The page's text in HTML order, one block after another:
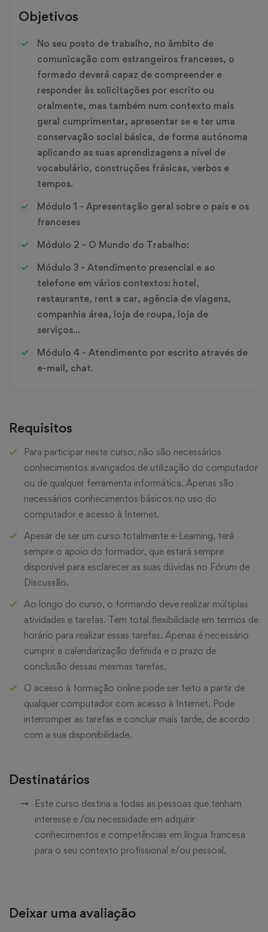
Objetivos
No seu posto de trabalho, no âmbito de
comunicação com estrangeiros franceses, o
formado deverá capaz de compreender e
responder às solicitações por escrito ou
oralmente, mas também num contexto mais
geral cumprimentar, apresentar se e ter uma
conservação social básica, de forma autónoma
aplicando as suas aprendizagens a nível de
vocabulário, construções frásicas, verbos e
tempos.
Módulo 1 - Apresentação geral sobre o país e os
franceses
Módulo 2 - O Mundo do Trabalho:
Módulo 3 - Atendimento presencial e ao
telefone em vários contextos: hotel,
restaurante, rent a car, agência de viagens,
companhia área, loja de roupa, loja de
serviços…
Módulo 4 - Atendimento por escrito através de
e-mail, chat.
Requisitos
Para participar neste curso, não são necessários
conhecimentos avançados de utilização do computador
ou de qualquer ferramenta informática. Apenas são
necessários conhecimentos básicos no uso do
computador e acesso à Internet.
Apesar de ser um curso totalmente e-Learning, terá
sempre o apoio do formador, que estará sempre
disponível para esclarecer as suas dúvidas no Fórum de
Discussão.
Ao longo do curso, o formando deve realizar múltiplas
atividades e tarefas. Tem total flexibilidade em termos de
horário para realizar essas tarefas. Apenas é necessário
cumprir a calendarização definida e o prazo de
conclusão dessas mesmas tarefas.
O acesso à formação online pode ser feito a partir de
qualquer computador com acesso à Internet. Pode
interromper as tarefas e concluir mais tarde, de acordo
com a sua disponibilidade.
Destinatários
Este curso destina a todas as pessoas que tenham
interesse e /ou necessidade em adquirir
conhecimentos e competências em língua francesa
para o seu contexto profissional e/ou pessoal.
Deixar uma avaliação